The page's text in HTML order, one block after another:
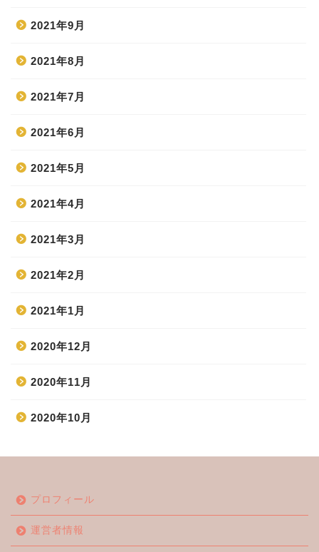
2021年9月
2021年8月
2021年7月
2021年6月
2021年5月
2021年4月
2021年3月
2021年2月
2021年1月
2020年12月
2020年11月
2020年10月
プロフィール
運営者情報
ジャニーズ